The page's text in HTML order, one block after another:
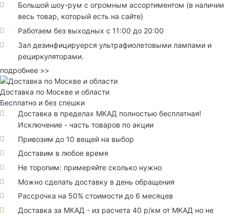
Большой шоу-рум с огромным ассортиментом (в наличии
весь товар, который есть на сайте)
Работаем без выходных с 11:00 до 20:00
Зал дезинфицируерся ультрафиолетовыми лампами и
рециркуляторами.
подробнее >>
Доставка по Москве и области
Бесплатно и без спешки
Доставка в пределах МКАД полностью бесплатная!
Исключение - часть товаров по акции
Привозим до 10 вещей на выбор
Доставим в любое время
Не торопим: примеряйте сколько нужно
Можно сделать доставку в день обращения
Рассрочка на 50% стоимости до 6 месяцев
Доставка за МКАД - из расчета 40 р/км от МКАД но не